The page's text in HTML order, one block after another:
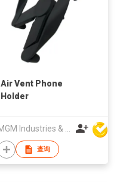
Air Vent Phone
Holder
MGM Industries & Company
查询